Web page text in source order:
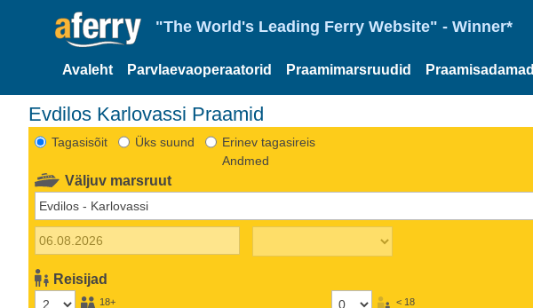
"The World's Leading Ferry Website" - Winner*
Avaleht Parvlaevaoperaatorid Praamimarsruudid Praamisadamad
Evdilos Karlovassi Praamid
Tagasisõit Üks suund
Erinev tagasireis
Andmed
Väljuv marsruut
Reisijad
18+ < 18